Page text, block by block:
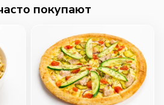
покупают